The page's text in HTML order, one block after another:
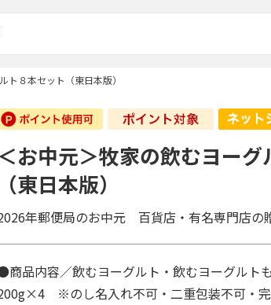
ト８本セット（東日本版）
＜お中元＞牧家の飲むヨーグ
（東日本版）
年郵便局のお中元 百貨店・有名専門店の
商品内容／飲むヨーグルト・飲むヨーグル
※のし名入れ不可・二重包装不可・完